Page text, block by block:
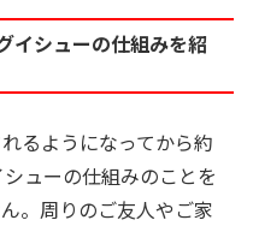
イシューの仕組みを紹
るようになってから約
ューの仕組みのことを
。周りのご友人やご家